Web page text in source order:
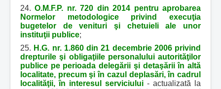
24.O.M.F.P. nr. 720 din 2014 pentru aprobarea
Normelor metodologice privind execuţia
bugetelor de venituri şi chetuieli ale unor
instituţii publice;
25. H.G. nr. 1.860 din 21 decembrie 2006 privind
drepturile şi obligaţiile personalului autorităţilor
publice pe perioada delegării şi detaşării în altă
localitate, precum şi în cazul deplasări, în cadrul
localităţii, în interesul serviciului - actualizată la